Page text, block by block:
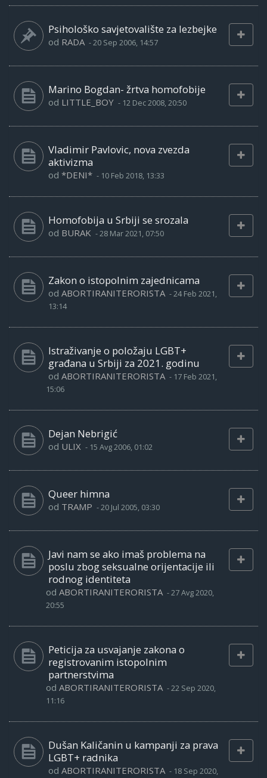
Psihološko savjetovalište za lezbejke
od RADA -20 Sep 2006, 14:57
Marino Bogdan- žrtva homofobije
od LITTLE_BOY - 12 Dec 2008, 20:50
Vladimir Pavlovic, nova zvezda
aktivizma
od *DENI* - 10 Feb 2018, 13:33
Homofobija u Srbiji se srozala
od BURAK -28 Mar 2021, 07:50
Zakon o istopolnim zajednicama
od ABORTIRANITERORISTA -24 Feb 2021,
13:14
Istraživanje o položaju LGBT+
građana u Srbiji za 2021. godinu
od ABORTIRANITERORISTA - 17 Feb 2021,
15:06
Dejan Nebrigić
od ULIX - 15 Avg 2006, 01:02
Queer himna
od TRAMP -20 Jul 2005, 03:30
Javi nam se ako imaš problema na
poslu zbog seksualne orijentacije ili
rodnog identiteta
od ABORTIRANITERORISTA -27 Avg 2020,
20:55
Peticija za usvajanje zakona o
registrovanim istopolnim
partnerstvima
od ABORTIRANITERORISTA -22 Sep 2020,
11:16
Dušan Kaličanin u kampanji za prava
LGBT+ radnika
od ABORTIRANITERORISTA - 18 Sep 2020,